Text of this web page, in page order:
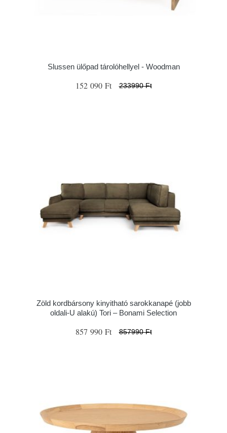
Slussen ülőpad tárolóhellyel - Woodman
152 090 Ft 233990 Ft
Zöld kordbársony kinyitható sarokkanapé (jobb
oldali-U alakú) Tori – Bonami Selection
857 990 Ft 857990 Ft